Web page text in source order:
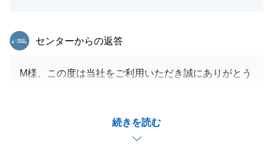
続きを読む
東急リバブル
センターからの返答
M様、この度は当社をご利用いただき誠にありがとう
とを楽しみにしております。
今後また不動産のご相談がある際は、是非当社をご用